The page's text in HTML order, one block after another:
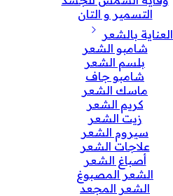
التسمير و التان
العناية بالشعر
شامبو الشعر
بلسم الشعر
شامبو جاف
ماسك الشعر
كريم الشعر
زيت الشعر
سيروم الشعر
علاجات الشعر
أصباغ الشعر
الشعر المصبوغ
الشعر المجعد